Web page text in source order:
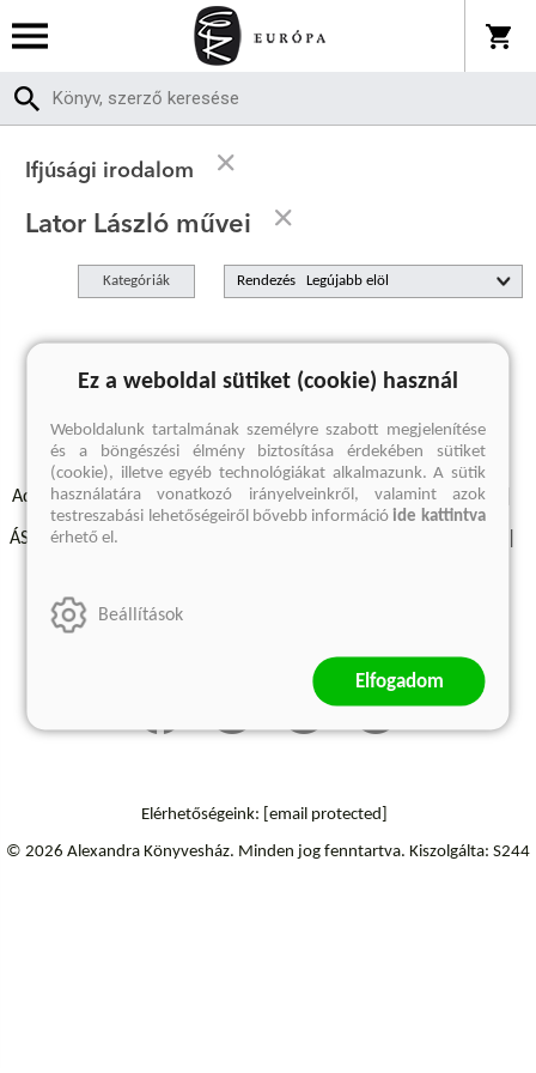
Ifjúsági irodalom
Lator László művei
Kategóriák Rendezés
A keresett kifejezésre nincs találat
Adatvédelmi szabályzatok Elállási felmondási nyilatkozat
ÁSZF - Vásárlási feltételek
Szállítási információk
Elérhetőségeink: [email protected]
© 2026 Alexandra Könyvesház. Minden jog fenntartva. Kiszolgálta: S244
Ez a weboldal sütiket (cookie) használ
Weboldalunk tartalmának személyre szabott megjelenítése
és a böngészési élmény biztosítása érdekében sütiket
(cookie), illetve egyéb technológiákat alkalmazunk. A sütik
használatára vonatkozó irányelveinkről, valamint azok
testreszabási lehetőségeiről bővebb információide kattintva
érhető el.
Beállítások
Elfogadom